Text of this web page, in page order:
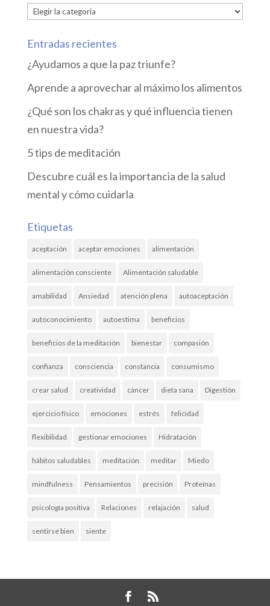
Categorías
Entradas recientes
¿Ayudamos a que la paz triunfe?
Aprende a aprovechar al máximo los alimentos
¿Qué son los chakras y qué influencia tienen
en nuestra vida?
5 tips de meditación
Descubre cuál es la importancia de la salud
mental y cómo cuidarla
Etiquetas
aceptación aceptar emociones alimentación
alimentación consciente Alimentación saludable
amabilidad Ansiedad atención plena autoaceptación
autoconocimiento autoestima beneficios
beneficios de la meditación bienestar compasión
confianza consciencia constancia consumismo
crear salud creatividad cáncer dieta sana Digestión
ejercicio físico emociones estrés felicidad
flexibilidad gestionar emociones Hidratación
hábitos saludables meditación meditar Miedo
mindfulness Pensamientos precisión Proteínas
psicología positiva Relaciones relajación salud
sentirse bien siente